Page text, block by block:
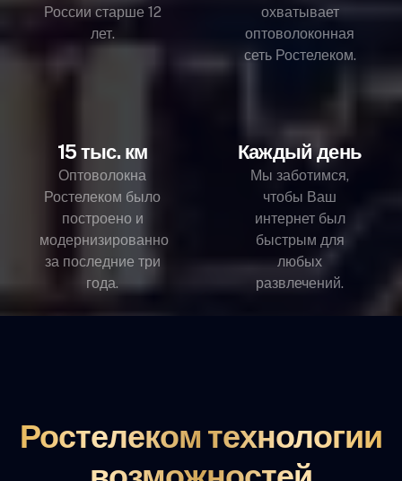
России старше 12
лет.
охватывает
оптоволоконная
сеть Ростелеком.
15 тыс. км
Оптоволокна
Ростелеком было
построено и
модернизированно
за последние три
года.
Каждый день
Мы заботимся,
чтобы Ваш
интернет был
быстрым для
любых
развлечений.
Ростелеком технологии